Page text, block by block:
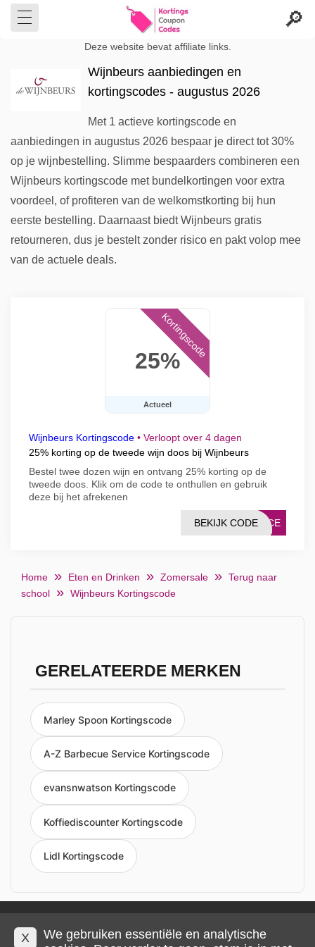
Deze website bevat affiliate links.
Wijnbeurs aanbiedingen en
kortingscodes - augustus 2026
Met 1 actieve kortingscode en
aanbiedingen in augustus 2026 bespaar je direct tot 30%
op je wijnbestelling. Slimme bespaarders combineren een
Wijnbeurs kortingscode met bundelkortingen voor extra
voordeel, of profiteren van de welkomstkorting bij hun
eerste bestelling. Daarnaast biedt Wijnbeurs gratis
retourneren, dus je bestelt zonder risico en pakt volop mee
van de actuele deals.
25%
Actueel
Kortingscode
Wijnbeurs Kortingscode • Verloopt over 4 dagen
25% korting op de tweede wijn doos bij Wijnbeurs
Bestel twee dozen wijn en ontvang 25% korting op de
tweede doos. Klik om de code te onthullen en gebruik
deze bij het afrekenen
RICE
BEKIJK CODE
Home Eten en Drinken Zomersale
Terug naar
school
Wijnbeurs Kortingscode
GERELATEERDE MERKEN
Marley Spoon Kortingscode
A-Z Barbecue Service Kortingscode
evansnwatson Kortingscode
Koffiediscounter Kortingscode
Lidl Kortingscode
Privacy en cookies Impressum Algemene voorwaarden
X
We gebruiken essentiële en analytische